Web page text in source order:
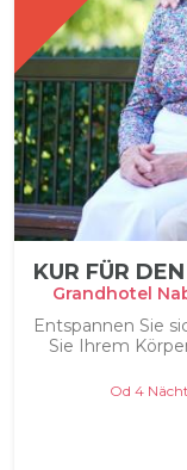
KUR FÜR
Grandhotel
Entspannen Sie
Sie Ihrem
Od 4